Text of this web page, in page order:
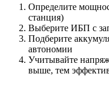
Определите
станция)
Выберите ИБП с
Подберите
автономии
Учитывайте
выше, тем